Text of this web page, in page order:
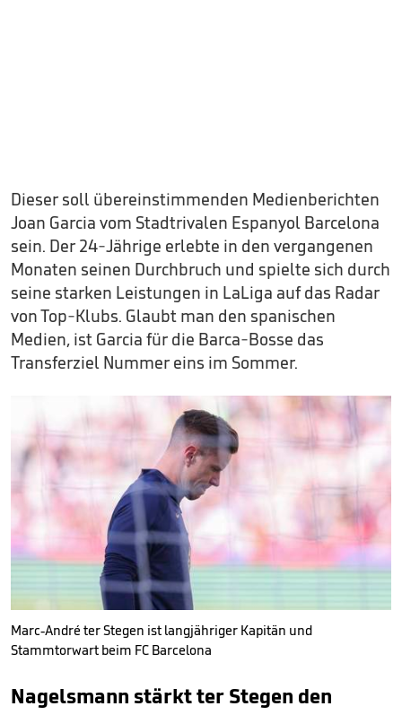
Dieser soll übereinstimmenden Medienberichten
Joan Garcia vom Stadtrivalen Espanyol Barcelona
sein. Der 24-Jährige erlebte in den vergangenen
Monaten seinen Durchbruch und spielte sich durch
seine starken Leistungen in LaLiga auf das Radar
von Top-Klubs. Glaubt man den spanischen
Medien, ist Garcia für die Barca-Bosse das
Transferziel Nummer eins im Sommer.
Marc-André ter Stegen ist langjähriger Kapitän und
Stammtorwart beim FC Barcelona
Nagelsmann stärkt ter Stegen den